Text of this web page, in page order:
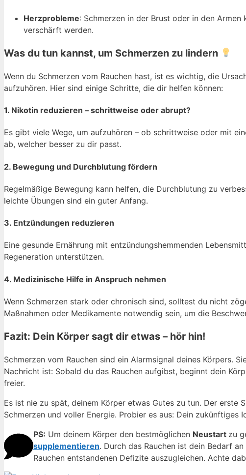
Herzprobleme: Schmerzen in der Brust oder in den
verschärft werden.
Was du tun kannst, um Schmerzen zu lindern
Wenn du Schmerzen vom Rauchen hast, ist es wichtig, die
aufzuhören. Hier sind einige Schritte, die dir helfen können:
1. Nikotin reduzieren – schrittweise oder abrupt?
Es gibt viele Wege, um aufzuhören – ob schrittweise oder mit
ab, welcher besser zu dir passt.
2. Bewegung und Durchblutung fördern
Regelmäßige Bewegung kann helfen, die Durchblutung zu
leichte Übungen sind ein guter Anfang.
3. Entzündungen reduzieren
Eine gesunde Ernährung mit entzündungshemmenden
Regeneration unterstützen.
4. Medizinische Hilfe in Anspruch nehmen
Wenn Schmerzen stark oder chronisch sind, solltest du nicht
Maßnahmen oder Medikamente notwendig sein, um die
Fazit: Dein Körper sagt dir etwas – hör hin!
Schmerzen vom Rauchen sind ein Alarmsignal deines Körpers.
Nachricht ist: Sobald du das Rauchen aufgibst, beginnt dein
freier.
Es ist nie zu spät, deinem Körper etwas Gutes zu tun. Der
Schmerzen und voller Energie. Probier es aus: Dein zukünftiges
PS: Um deinem Körper den bestmöglichen Neustart zu
supplementieren. Durch das Rauchen ist dein Bedarf
Rauchen entstandenen Defizite auszugleichen. Achte